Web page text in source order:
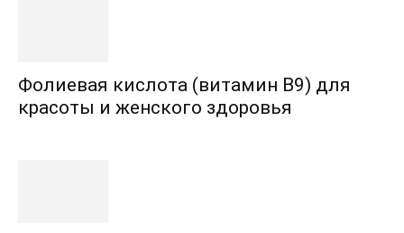
Фолиевая кислота (витамин В9) для
красоты и женского здоровья